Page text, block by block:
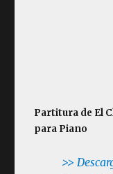
Partitura de El
para Piano
>>